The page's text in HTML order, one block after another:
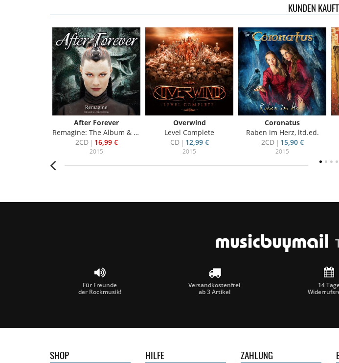
KUNDEN
After Forever
Remagine: The Album & The Sessions
2CD
16,99 €
2015
Overwind
Level Complete
CD
12,99 €
2015
Coronatus
Raben im Herz, ltd.ed.
2CD
15,90 €
2015
Für Freunde
der Rockmusik!
Versandkostenfrei
ab 3 Artikel
14
SHOP HILFE ZAHLUNG